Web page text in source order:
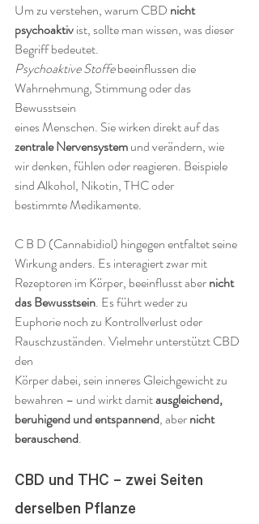
Um zu verstehen, warum CBD nicht
psychoaktiv ist, sollte man wissen, was dieser
Begriff bedeutet.
Psychoaktive Stoffe beeinflussen die
Wahrnehmung, Stimmung oder das
Bewusstsein
eines Menschen. Sie wirken direkt auf das
zentrale Nervensystem und verändern, wie
wir denken, fühlen oder reagieren. Beispiele
sind Alkohol, Nikotin, THC oder
bestimmte Medikamente.
C B D (Cannabidiol) hingegen entfaltet seine
Wirkung anders. Es interagiert zwar mit
Rezeptoren im Körper, beeinflusst aber nicht
das Bewusstsein. Es führt weder zu
Euphorie noch zu Kontrollverlust oder
Rauschzuständen. Vielmehr unterstützt CBD
den
Körper dabei, sein inneres Gleichgewicht zu
bewahren – und wirkt damit ausgleichend,
beruhigend und entspannend, aber nicht
berauschend.
CBD und THC – zwei Seiten
derselben Pflanze